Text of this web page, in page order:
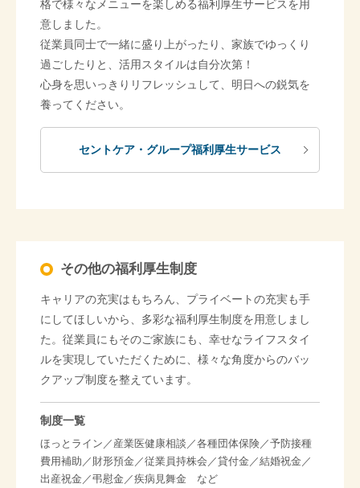
格で様々なメニューを楽しめる福利厚生サービスを用
意しました。
従業員同士で一緒に盛り上がったり、家族でゆっくり
過ごしたりと、活用スタイルは自分次第！
心身を思いっきりリフレッシュして、明日への鋭気を
養ってください。
セントケア・グループ福利厚生サービス
その他の福利厚生制度
キャリアの充実はもちろん、プライベートの充実も手
にしてほしいから、多彩な福利厚生制度を用意しまし
た。従業員にもそのご家族にも、幸せなライフスタイ
ルを実現していただくために、様々な角度からのバッ
クアップ制度を整えています。
制度一覧
ほっとライン／産業医健康相談／各種団体保険／予防接種
費用補助／財形預金／従業員持株会／貸付金／結婚祝金／
出産祝金／弔慰金／疾病見舞金 など